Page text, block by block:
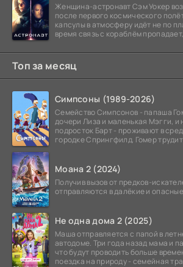
Женщина-астронавт Сэм Уокер
после первого космического
капсулы в атмосферу идёт не по
время связь с кораблём
Топ за месяц
Симпсоны (1989-2026)
Семейство Симпсонов - папаша
дочери Лиза и маленькая Мэгги, и
подросток Барт - проживают в
городке Спрингфилд. Гомер
Моана 2 (2024)
Получив вызов от предков-
отправляются в далёкие и
Не одна дома 2 (2025)
Маша отправляется с папой в
автодоме. Три года назад мама и
что будут проводить больше
поездка на природу - семейная